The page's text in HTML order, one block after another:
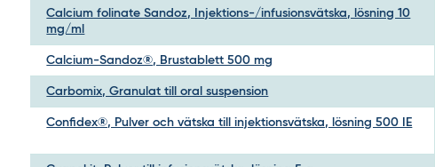
Calcium folinate Sandoz, Injektions-/infusionsvätska, lösning 10
mg/ml
Calcium-Sandoz®, Brustablett 500 mg
Carbomix, Granulat till oral suspension
Confidex®, Pulver och vätska till injektionsvätska, lösning 500 IE